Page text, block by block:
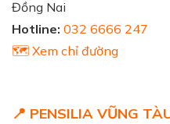
Đồng Nai
Hotline: 032 6666 247
🗺️ Xem chỉ đường
📍 PENSILIA VŨNG